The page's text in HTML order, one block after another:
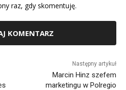
raz, gdy skomentuję.
Następny artykuł
Marcin Hinz szefem
marketingu w Polregio